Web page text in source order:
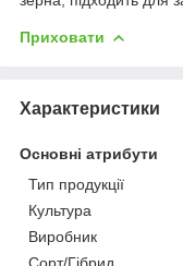
Приховати
Характеристики
Основні атрибути
Тип продукції
Культура
Виробник